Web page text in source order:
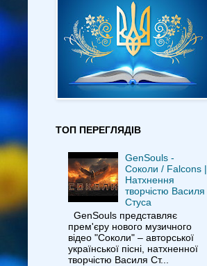
ТОП ПЕРЕГЛЯДІВ
GenSouls -
Соколи / Falcons |
Натхнення
творчістю Василя
Стуса
GenSouls представляє
прем'єру нового музичного
відео "Соколи" – авторської
української пісні, натхненної
творчістю Василя Ст...